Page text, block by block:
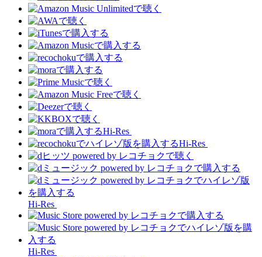
Hi-Res
Hi-Res
Hi-Res
Hi-Res